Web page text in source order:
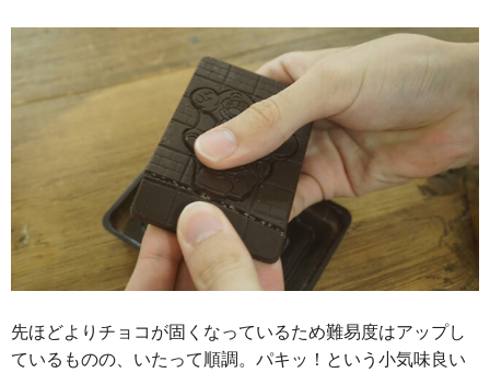
先ほどよりチョコが固くなっているため難易度はアップし
ているものの、いたって順調。パキッ！という小気味良い